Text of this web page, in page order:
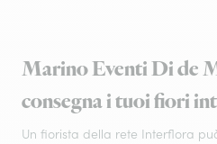
Marino Eventi Di de
consegna i tuoi fiori
Un fiorista della rete Interflora